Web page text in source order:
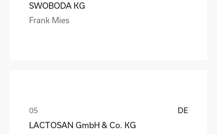
SWOBODA KG
Frank Mies
DE
LACTOSAN GmbH & Co. KG